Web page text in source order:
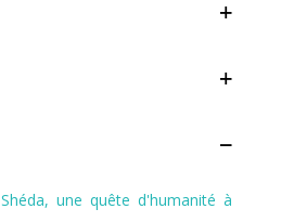
Shéda, une quête d'humanité à